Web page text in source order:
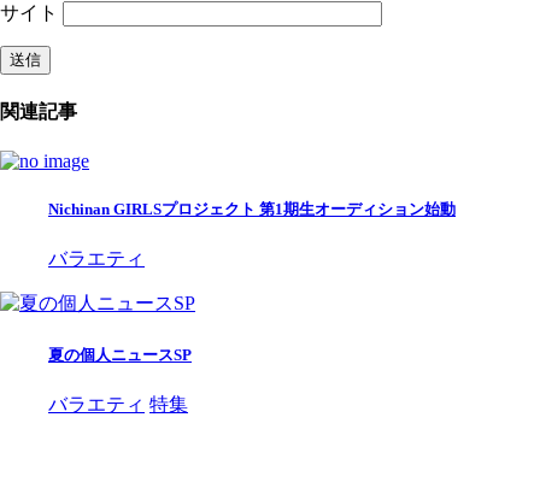
サイト
関連記事
Nichinan GIRLSプロジェクト 第1期生オーディション始動
バラエティ
夏の個人ニュースSP
バラエティ 特集